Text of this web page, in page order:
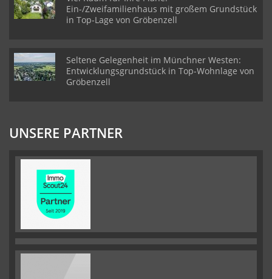
Ein-/Zweifamilienhaus mit großem Grundstück
in Top-Lage von Gröbenzell
Seltene Gelegenheit im Münchner Westen:
Entwicklungsgrundstück in Top-Wohnlage von
Gröbenzell
UNSERE PARTNER